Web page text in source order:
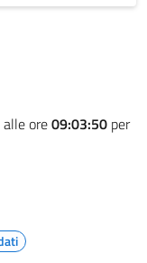
alle ore09:03:50 per